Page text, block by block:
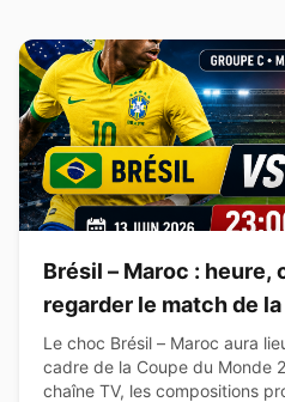
Brésil – Maroc : heure,
regarder le match de
2026
Le choc Brésil – Maroc aura
cadre de la Coupe du Monde
chaîne TV, les compositions